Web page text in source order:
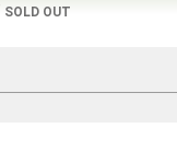
SOLD OUT